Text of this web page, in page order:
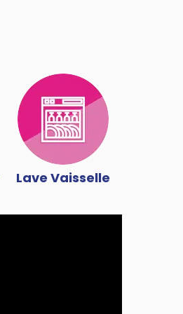
Lave Vaisselle